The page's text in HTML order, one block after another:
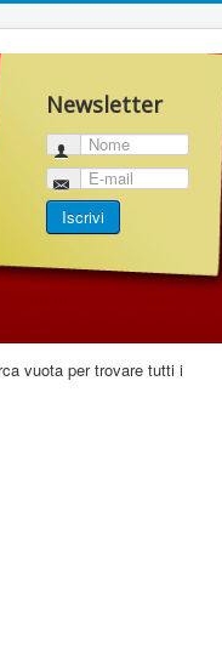
Newsletter
Nome
E-mail
Iscrivi
vuota per trovare tutti i